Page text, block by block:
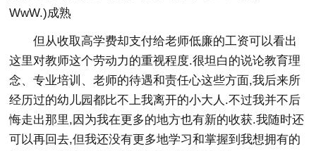
WwW.)成熟
但从收取高学费却支付给老师低廉的工资可以看出
这里对教师这个劳动力的重视程度.很坦白的说论教育理
念、专业培训、老师的待遇和责任心这些方面,我后来所
经历过的幼儿园都比不上我离开的小大人.不过我并不后
悔走出那里,因为我在更多的地方也有新的收获.我随时还
可以再回去,但我还没有更多地学习和掌握到我想拥有的